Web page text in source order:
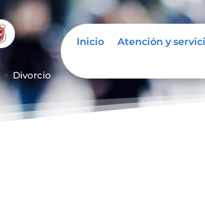
Inicio Atención y
9 Divorcio